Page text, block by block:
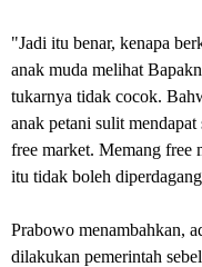
"Jadi itu benar, kenapa
anak muda melihat
tukarnya tidak cocok.
anak petani sulit
free market. Memang free
itu tidak boleh
Prabowo menambahkan,
dilakukan pemerintah